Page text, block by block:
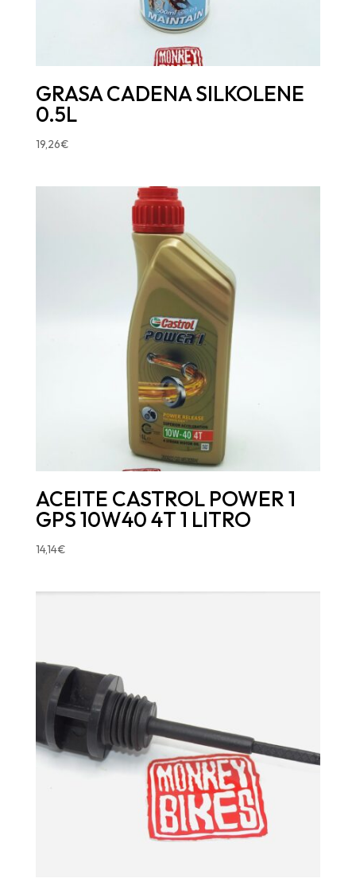
GRASA CADENA SILKOLENE
0.5L
19,26€
ACEITE CASTROL POWER 1
GPS 10W40 4T 1 LITRO
14,14€